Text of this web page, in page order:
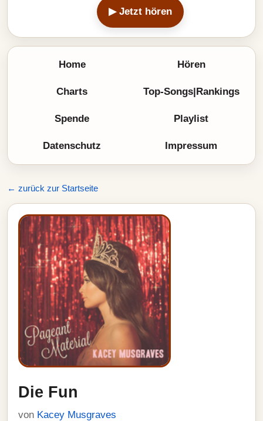
▶ Jetzt hören
Home Hören
Charts Top-Songs|Rankings
Spende Playlist
Datenschutz Impressum
← zurück zur Startseite
Die Fun
von Kacey Musgraves